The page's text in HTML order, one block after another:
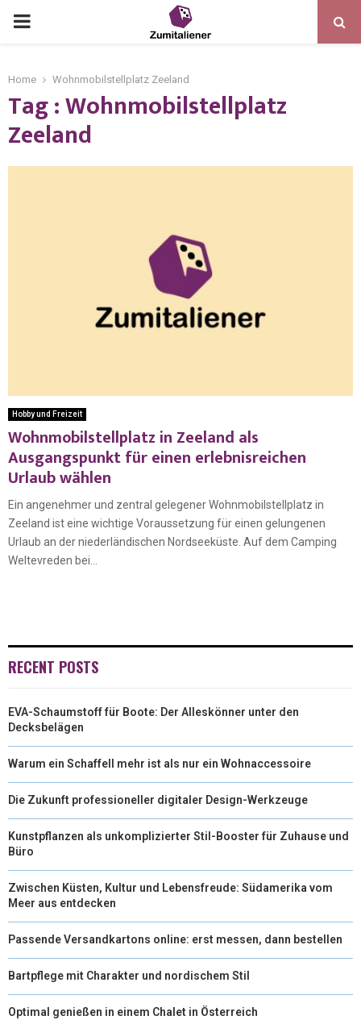
Home Wohnmobilstellplatz Zeeland
Tag : Wohnmobilstellplatz
Zeeland
Hobby und Freizeit
Wohnmobilstellplatz in Zeeland als
Ausgangspunkt für einen erlebnisreichen
Urlaub wählen
Ein angenehmer und zentral gelegener Wohnmobilstellplatz in
Zeeland ist eine wichtige Voraussetzung für einen gelungenen
Urlaub an der niederländischen Nordseeküste. Auf dem Camping
Weltevreden bei...
RECENT POSTS
EVA-Schaumstoff für Boote: Der Alleskönner unter den
Decksbelägen
Warum ein Schaffell mehr ist als nur ein Wohnaccessoire
Die Zukunft professioneller digitaler Design-Werkzeuge
Kunstpflanzen als unkomplizierter Stil-Booster für Zuhause und
Büro
Zwischen Küsten, Kultur und Lebensfreude: Südamerika vom
Meer aus entdecken
Passende Versandkartons online: erst messen, dann bestellen
Bartpflege mit Charakter und nordischem Stil
Optimal genießen in einem Chalet in Österreich